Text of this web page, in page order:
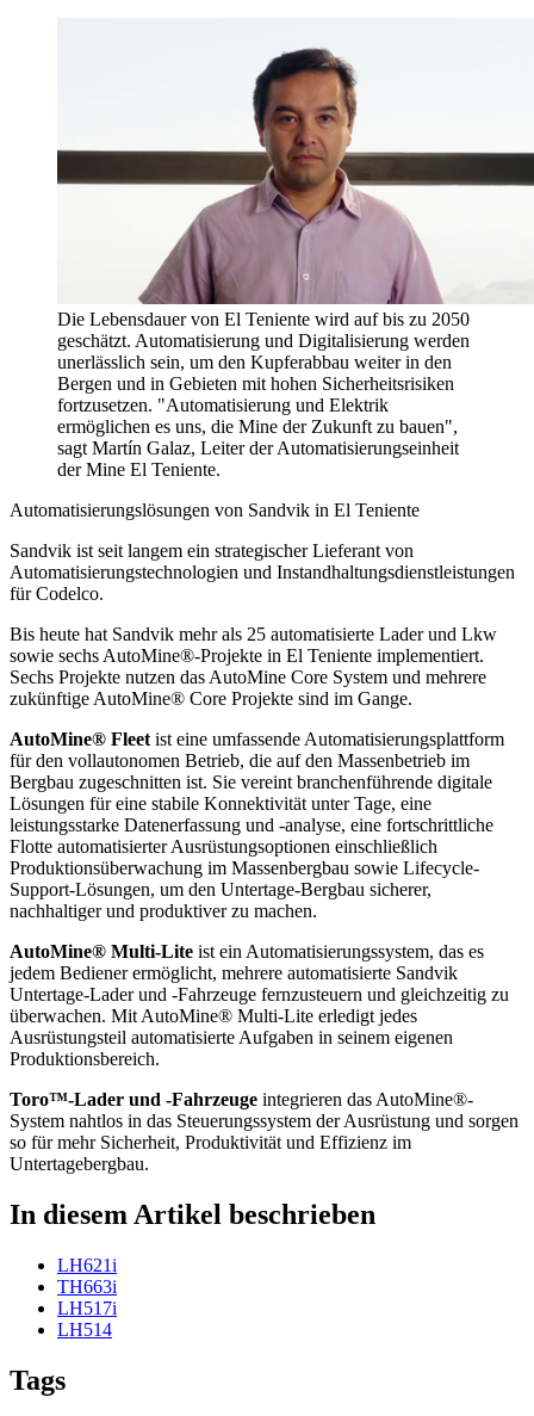
Die Lebensdauer von El Teniente wird auf bis zu 2050
geschätzt. Automatisierung und Digitalisierung werden
unerlässlich sein, um den Kupferabbau weiter in den
Bergen und in Gebieten mit hohen Sicherheitsrisiken
fortzusetzen. "Automatisierung und Elektrik
ermöglichen es uns, die Mine der Zukunft zu bauen",
sagt Martín Galaz, Leiter der Automatisierungseinheit
der Mine El Teniente.
Automatisierungslösungen von Sandvik in El Teniente
Sandvik ist seit langem ein strategischer Lieferant von
Automatisierungstechnologien und Instandhaltungsdienstleistungen
für Codelco.
Bis heute hat Sandvik mehr als 25 automatisierte Lader und Lkw
sowie sechs AutoMine®-Projekte in El Teniente implementiert.
Sechs Projekte nutzen das AutoMine Core System und mehrere
zukünftige AutoMine® Core Projekte sind im Gange.
AutoMine® Fleetist eine umfassende Automatisierungsplattform
für den vollautonomen Betrieb, die auf den Massenbetrieb im
Bergbau zugeschnitten ist. Sie vereint branchenführende digitale
Lösungen für eine stabile Konnektivität unter Tage, eine
leistungsstarke Datenerfassung und -analyse, eine fortschrittliche
Flotte automatisierter Ausrüstungsoptionen einschließlich
Produktionsüberwachung im Massenbergbau sowie Lifecycle-
Support-Lösungen, um den Untertage-Bergbau sicherer,
nachhaltiger und produktiver zu machen.
AutoMine® Multi-Lite ist ein Automatisierungssystem, das es
jedem Bediener ermöglicht, mehrere automatisierte Sandvik
Untertage-Lader und -Fahrzeuge fernzusteuern und gleichzeitig zu
überwachen. Mit AutoMine® Multi-Lite erledigt jedes
Ausrüstungsteil automatisierte Aufgaben in seinem eigenen
Produktionsbereich.
Toro™-Lader und -Fahrzeuge integrieren das AutoMine®-
System nahtlos in das Steuerungssystem der Ausrüstung und sorgen
so für mehr Sicherheit, Produktivität und Effizienz im
Untertagebergbau.
In diesem Artikel beschrieben
LH621i
TH663i
LH517i
LH514
Tags